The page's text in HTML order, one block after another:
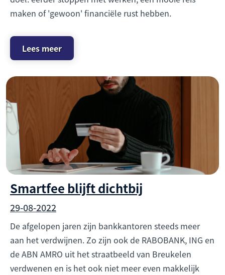
maken of 'gewoon' financiële rust hebben.
Lees meer
Smartfee blijft dichtbij
29-08-2022
De afgelopen jaren zijn bankkantoren steeds meer
aan het verdwijnen. Zo zijn ook de RABOBANK, ING en
de ABN AMRO uit het straatbeeld van Breukelen
verdwenen en is het ook niet meer even makkelijk